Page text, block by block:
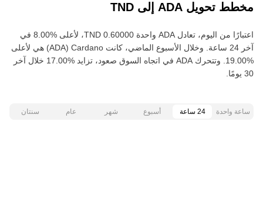
مخطط تحويل ADA إلى TND
اعتبارًا من اليوم، تعادل ADA واحدة ‏‎‏‎0.60000‏‏ TND‏، لأعلى‏ ‏‎8.00‎%‎‏ في
آخر 24 ساعة. وخلال الأسبوع الماضي، كانت Cardano‏ (ADA) هي لأعلى‏
‏‎19.00‎%‎‏. وتتحرك ADA في اتجاه السوق صعود‏، تزايد‏ ‏‎17.00‎%‎‏ خلال آخر
30 يومًا.
ساعة واحدة 24 ساعة أسبوع شهر عام سنتان